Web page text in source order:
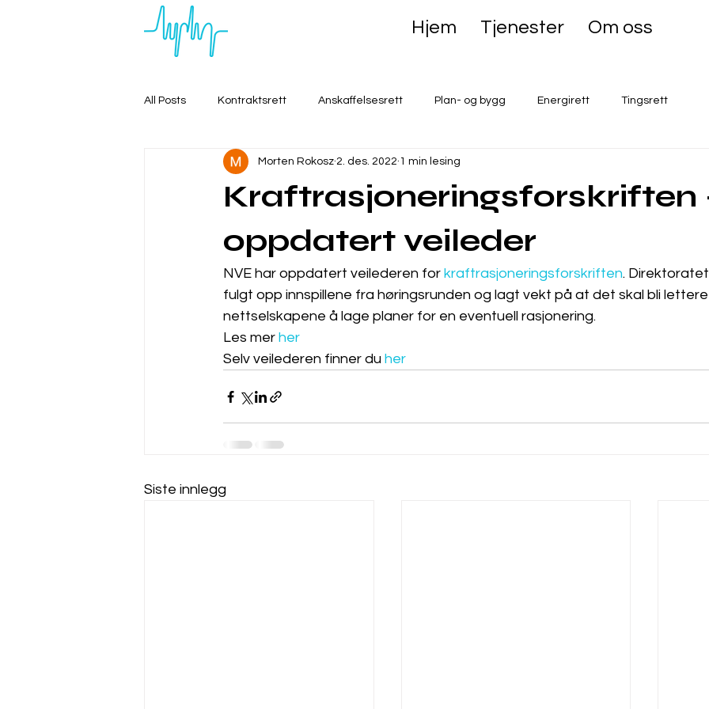
Hjem Tjenester Om oss
All Posts Kontraktsrett Anskaffelsesrett Plan- og bygg Energirett Tingsrett
Kraftrasjoneringsforskriften
oppdatert veileder
Morten Rokosz 2. des. 2022 1 min lesing
NVE har oppdatert veilederen for kraftrasjoneringsforskriften.
fulgt opp innspillene fra høringsrunden og lagt vekt på at det skal bli
nettselskapene å lage planer for en eventuell rasjonering.
Les mer her
Selv veilederen finner du her
Siste innlegg